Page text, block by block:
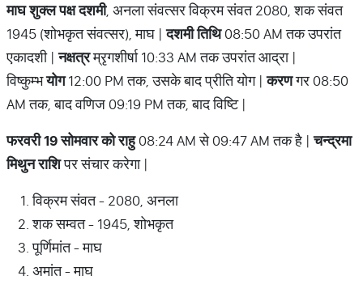
माघ शुक्ल पक्ष दशमी, अनला संवत्सर विक्रम संवत 2080, शक संवत
1945 (शोभकृत संवत्सर), माघ |दशमी तिथि08:50 AM तक उपरांत
एकादशी |नक्षत्रम्रृगशीर्षा 10:33 AM तक उपरांत आद्रा |
विष्कुम्भयोग12:00 PM तक, उसके बाद प्रीति योग |करणगर 08:50
AM तक, बाद वणिज 09:19 PM तक, बाद विष्टि |
फरवरी 19 सोमवार को राहु08:24 AM से 09:47 AM तक है |चन्द्रमा
मिथुन राशिपर संचार करेगा |
विक्रम संवत - 2080, अनला
शक सम्वत - 1945, शोभकृत
पूर्णिमांत - माघ
अमांत - माघ